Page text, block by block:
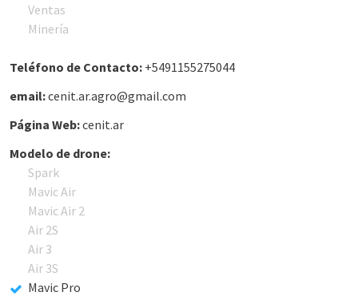
Ventas
Minería
Teléfono de Contacto: +5491155275044
email:cenit.ar.agro@gmail.com
Página Web:cenit.ar
Modelo de drone:
Spark
Mavic Air
Mavic Air 2
Air 2S
Air 3
Air 3S
Mavic Pro